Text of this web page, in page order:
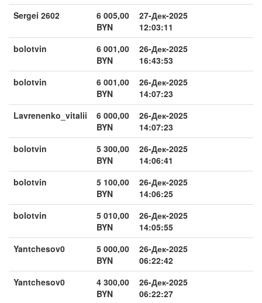
Sergei 2602
6 005,00
BYN
27-Дек-2025
12:03:11
bolotvin
6 001,00
BYN
26-Дек-2025
16:43:53
bolotvin
6 001,00
BYN
26-Дек-2025
14:07:23
Lavrenenko_vitalii
6 000,00
BYN
26-Дек-2025
14:07:23
bolotvin
5 300,00
BYN
26-Дек-2025
14:06:41
bolotvin
5 100,00
BYN
26-Дек-2025
14:06:25
bolotvin
5 010,00
BYN
26-Дек-2025
14:05:55
Yantchesov0
5 000,00
BYN
26-Дек-2025
06:22:42
Yantchesov0
4 300,00
BYN
26-Дек-2025
06:22:27